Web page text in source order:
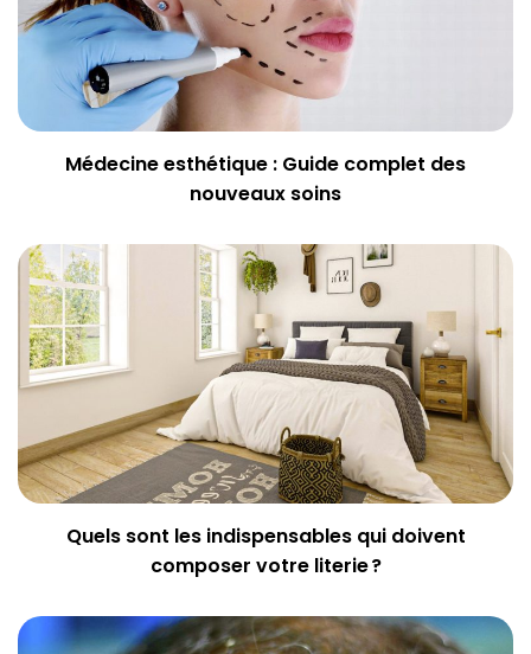
Médecine esthétique : Guide complet des
nouveaux soins
Quels sont les indispensables qui doivent
composer votre literie ?